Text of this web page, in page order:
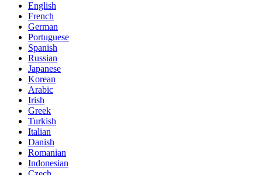
English
French
German
Portuguese
Spanish
Russian
Japanese
Korean
Arabic
Irish
Greek
Turkish
Italian
Danish
Romanian
Indonesian